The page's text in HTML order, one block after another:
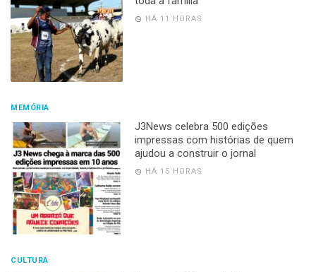
HÁ 11 HORAS
MEMÓRIA
J3News celebra 500 edições
impressas com histórias de quem
ajudou a construir o jornal
HÁ 15 HORAS
CULTURA